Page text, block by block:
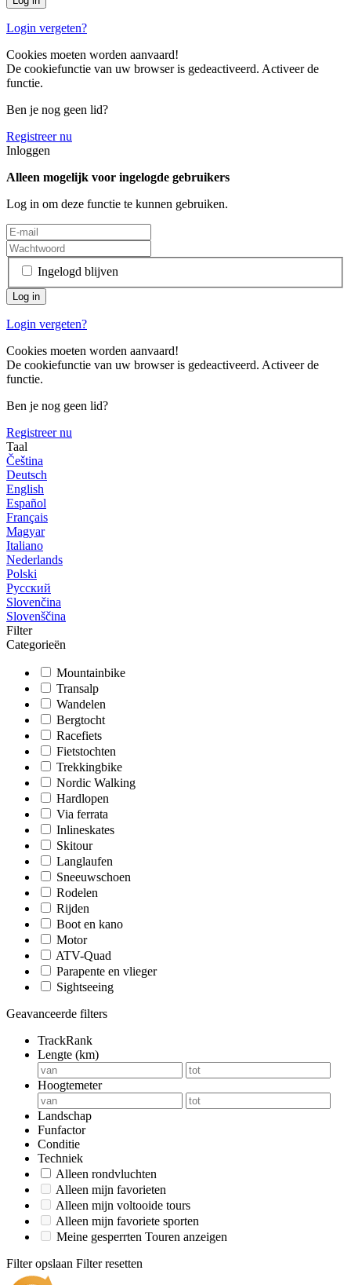
Login vergeten?
Cookies moeten worden aanvaard!
De cookiefunctie van uw browser is gedeactiveerd. Activeer de
functie.
Ben je nog geen lid?
Registreer nu
Inloggen
Alleen mogelijk voor ingelogde gebruikers
Log in om deze functie te kunnen gebruiken.
Ingelogd blijven
Login vergeten?
Cookies moeten worden aanvaard!
De cookiefunctie van uw browser is gedeactiveerd. Activeer de
functie.
Ben je nog geen lid?
Registreer nu
Taal
Čeština
Deutsch
English
Español
Français
Magyar
Italiano
Nederlands
Polski
Русский
Slovenčina
Slovenščina
Filter
Categorieën
Mountainbike
Transalp
Wandelen
Bergtocht
Racefiets
Fietstochten
Trekkingbike
Nordic Walking
Hardlopen
Via ferrata
Inlineskates
Skitour
Langlaufen
Sneeuwschoen
Rodelen
Rijden
Boot en kano
Motor
ATV-Quad
Parapente en vlieger
Sightseeing
Geavanceerde filters
TrackRank
Lengte (km)
Hoogtemeter
Landschap
Funfactor
Conditie
Techniek
Alleen rondvluchten
Alleen mijn favorieten
Alleen mijn voltooide tours
Alleen mijn favoriete sporten
Meine gesperrten Touren anzeigen
Filter opslaan Filter resetten